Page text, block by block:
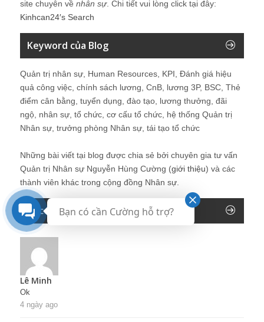
site chuyên về nhân sự. Chi tiết vui lòng click tại đây:
Kinhcan24′s Search
Keyword của Blog
Quản trị nhân sự, Human Resources, KPI, Đánh giá hiệu
quả công việc, chính sách lương, CnB, lương 3P, BSC, Thẻ
điểm cân bằng, tuyển dụng, đào tạo, lương thưởng, đãi
ngộ, nhân sự, tổ chức, cơ cấu tổ chức, hệ thống Quản trị
Nhân sự, trưởng phòng Nhân sự, tái tạo tổ chức
Những bài viết tại blog được chia sẻ bởi chuyên gia tư vấn
Quản trị Nhân sự Nguyễn Hùng Cường (giới thiệu) và các
thành viên khác trong cộng đồng Nhân sự.
Recent Comments
Lê Minh
Ok
4 ngày ago
Bạn có cần Cường hỗ trợ?